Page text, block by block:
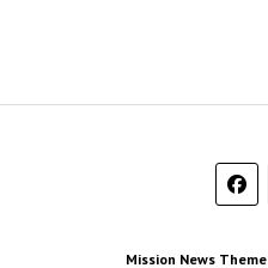
Mission News Theme